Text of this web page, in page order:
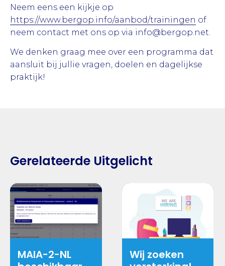
Neem eens een kijkje op
https://www.bergop.info/aanbod/trainingen of
neem contact met ons op via info@bergop.net.
We denken graag mee over een programma dat
aansluit bij jullie vragen, doelen en dagelijkse
praktijk!
Gerelateerde Uitgelicht
MAIA-2-NL
Wij zoeken